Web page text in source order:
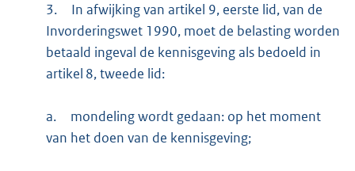
3.
In afwijking van artikel 9, eerste lid, van de
Invorderingswet 1990, moet de belasting worden
betaald ingeval de kennisgeving als bedoeld in
artikel 8, tweede lid:
a.
mondeling wordt gedaan: op het moment
van het doen van de kennisgeving;